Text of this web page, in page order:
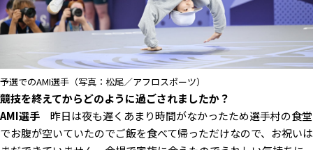
予選でのAMI選手（写真：松尾／アフロスポーツ）
――競技を終えてからどのように過ごされましたか？
AMI選手 昨日は夜も遅くあまり時間がなかったため選手村の食堂
でお腹が空いていたのでご飯を食べて帰っただけなので、お祝いは